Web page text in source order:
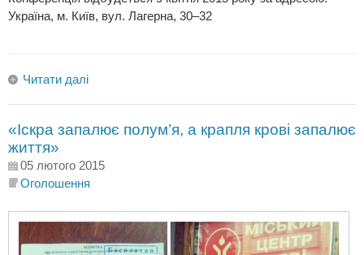
Україна, м. Київ, вул. Лагерна, 30–32
Читати далі
«Іскра запалює полум’я, а крапля крові запалює
життя»
05 лютого 2015
Оголошення